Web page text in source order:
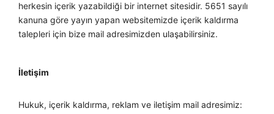
herkesin içerik yazabildiği bir internet sitesidir. 5651 sayılı
kanuna göre yayın yapan websitemizde içerik kaldırma
talepleri için bize mail adresimizden ulaşabilirsiniz.
İletişim
Hukuk, içerik kaldırma, reklam ve iletişim mail adresimiz: